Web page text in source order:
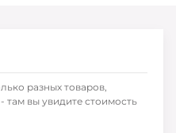
разных товаров,
там вы увидите стоимость